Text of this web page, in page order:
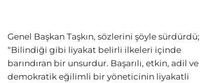
Genel Başkan Taşkın, sözlerini şöyle sürdürdü;
“Bilindiği gibi liyakat belirli ilkeleri içinde
barındıran bir unsurdur. Başarılı, etkin, adil ve
demokratik eğilimli bir yöneticinin liyakatli